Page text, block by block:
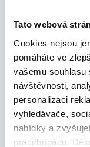
Tato webová
Cookies nejsou
pomáháte ve
vašemu
návštěvnosti,
personalizaci
vyhledávače,
nabídky a
práci/brigádu.
Administrativa
Manuální
Obchod-služby
Ostatní